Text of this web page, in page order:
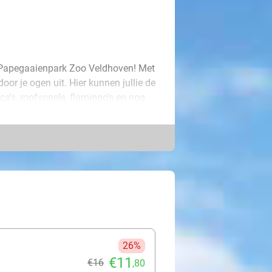
Zoo Veldhoven! Met
je ogen uit. Hier kunnen jullie de
roofvogels, flamingo's en nog
met speciale nootjes bij de
waar je heerlijk kunt
26%
€16 €11 ,80